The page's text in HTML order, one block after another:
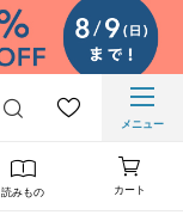
メニュー
読みもの カート